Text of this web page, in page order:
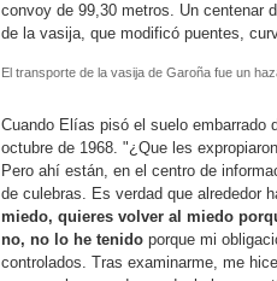
convoy de 99,30 metros. Un centenar
de la vasija, que modificó puentes,
El transporte de la vasija de Garoña fue un
Cuando Elías pisó el suelo
octubre de 1968. "¿Que les
Pero ahí están, en el centro de
de culebras. Es verdad que alrededor
miedo, quieres volver al miedo
no, no lo he tenido porque mi
controlados. Tras examinarme, me